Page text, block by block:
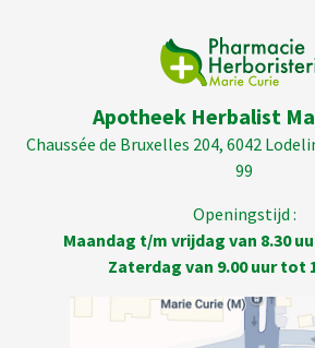
Apotheek Herbalist
Chaussée de Bruxelles 204, 6042
99
Openingstijd :
Maandag t/m vrijdag van 8.30
Zaterdag van 9.00 uur tot